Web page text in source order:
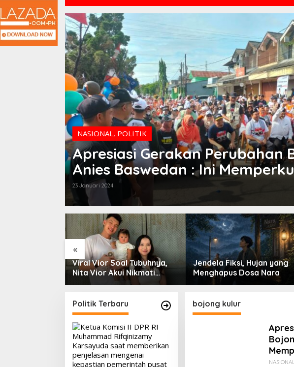
NASIONAL, POLITIK
Apresiasi Gerakan Perubahan
Anies Baswedan : Ini
Bersama
23 Januari 2024
«
Viral Vior Soal Tubuhnya,
Nita Vior Akui Nikmati
Peranya
Jendela Fiksi, Hujan yang
Menghapus Dosa Nara
Politik Terbaru bojong kulur